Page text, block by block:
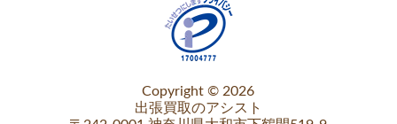
Copyright © 2026
出張買取のアシスト